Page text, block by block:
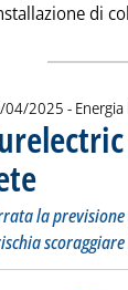
di
04/2025 -
. Sottotitolo:
la